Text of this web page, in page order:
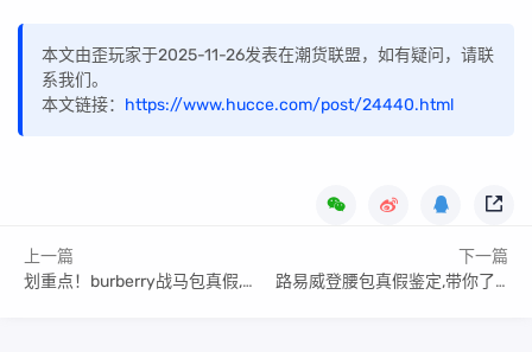
本文由歪玩家于2025-11-26发表在潮货联盟，如有疑问，请联
系我们。
本文链接： https://www.hucce.com/post/24440.html
上一篇
划重点！burberry战马包真假,快get知识！
下一篇
路易威登腰包真假鉴定,带你了解它